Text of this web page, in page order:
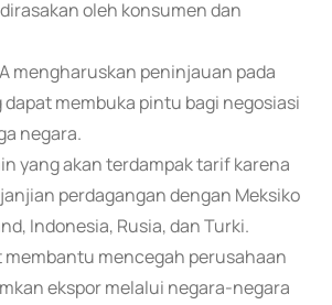
oleh konsumen dan
mengharuskan peninjauan pada
membuka pintu bagi negosiasi
negara.
yang akan terdampak tarif karena
perdagangan dengan Meksiko
Indonesia, Rusia, dan Turki.
membantu mencegah perusahaan
ekspor melalui negara-negara